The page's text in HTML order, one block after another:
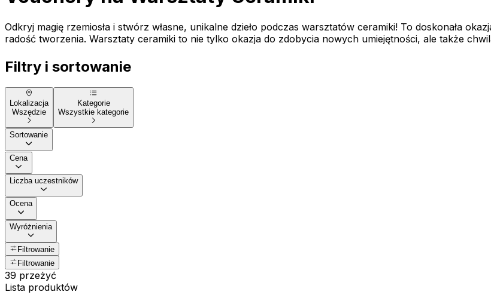
Odkryj magię rzemiosła i stwórz własne, unikalne dzieło podczas warsztatów ceramiki! To doskonała
radość tworzenia. Warsztaty ceramiki to nie tylko okazja do zdobycia nowych umiejętności, ale także
Filtry i sortowanie
Lokalizacja
Wszędzie
Kategorie
Wszystkie kategorie
Sortowanie
Cena
Liczba uczestników
Ocena
Wyróżnienia
Filtrowanie
Filtrowanie
39 przeżyć
Lista produktów